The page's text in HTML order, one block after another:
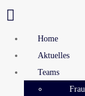
Home
Aktuelles
Teams